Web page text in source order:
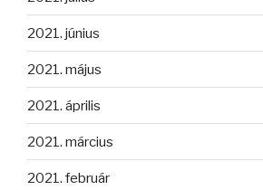
2021. június
2021. május
2021. április
2021. március
2021. február